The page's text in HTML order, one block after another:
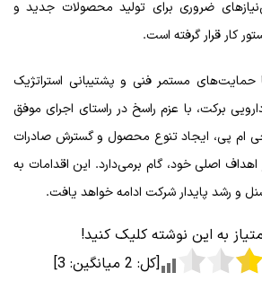
ضروری برای تولید محصولات جدید و
کار قرار گرفته است.
حمایت‌های مستمر فنی و پشتیبانی استراتژیک
برکت، با عزم راسخ در راستای اجرای موفق
جی ام پی، ایجاد تنوع محصول و گسترش صادرات
اهداف اصلی خود، گام برمی‌دارد. این اقدامات به
و رشد پایدار شرکت ادامه خواهد یافت.
به این نوشته کلیک کنید!
[کل: 2میانگین: 3
]